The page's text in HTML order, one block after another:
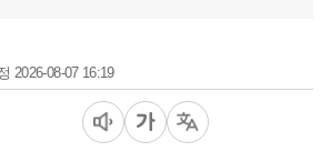
2026-08-07 16:19